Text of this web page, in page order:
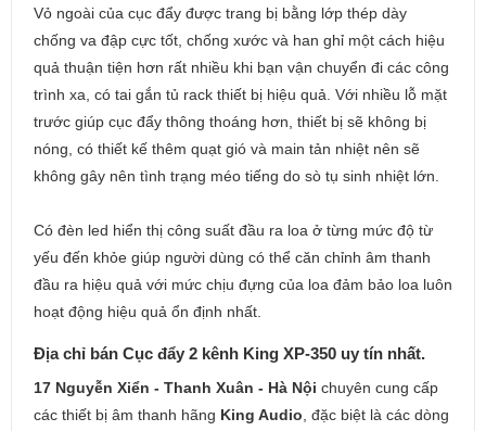
Vỏ ngoài của cục đẩy được trang bị bằng lớp thép dày
chống va đập cực tốt, chống xước và han ghỉ một cách hiệu
quả thuận tiện hơn rất nhiều khi bạn vận chuyển đi các công
trình xa, có tai gắn tủ rack thiết bị hiệu quả. Với nhiều lỗ mặt
trước giúp cục đẩy thông thoáng hơn, thiết bị sẽ không bị
nóng, có thiết kế thêm quạt gió và main tản nhiệt nên sẽ
không gây nên tình trạng méo tiếng do sò tụ sinh nhiệt lớn.
Có đèn led hiển thị công suất đầu ra loa ở từng mức độ từ
yếu đến khỏe giúp người dùng có thể căn chỉnh âm thanh
đầu ra hiệu quả với mức chịu đựng của loa đảm bảo loa luôn
hoạt động hiệu quả ổn định nhất.
Địa chỉ bán Cục đẩy 2 kênh King XP-350 uy tín nhất.
17 Nguyễn Xiển - Thanh Xuân - Hà Nội chuyên cung cấp
các thiết bị âm thanh hãng King Audio , đặc biệt là các dòng